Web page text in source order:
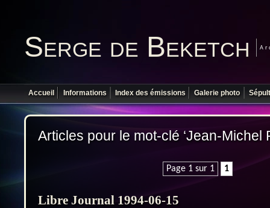
Serge de Beketch
Accueil Informations Index des émissions Galerie photo
Articles pour le mot-clé ‘Jean-Michel
Page 1 sur 1 1
Libre Journal 1994-06-15